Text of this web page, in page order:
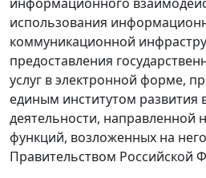
использования
коммуникационной
предоставления
услуг в электронной форме,
единым институтом
деятельности, направленной
функций, возложенных на
Правительством Российской